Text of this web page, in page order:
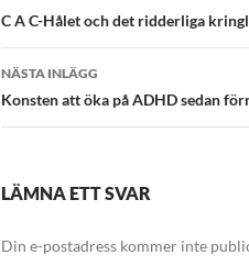
C A C-Hålet och det ridderliga
NÄSTA INLÄGG
Konsten att öka på ADHD sedan
LÄMNA ETT SVAR
Din e-postadress kommer inte